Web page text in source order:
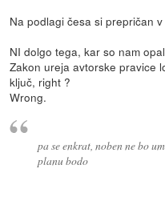
Na podlagi česa si prepričan
NI dolgo tega, kar so nam
Zakon ureja avtorske pravice
ključ, right ?
Wrong.
pa se enkrat, noben ne bo
planu bodo